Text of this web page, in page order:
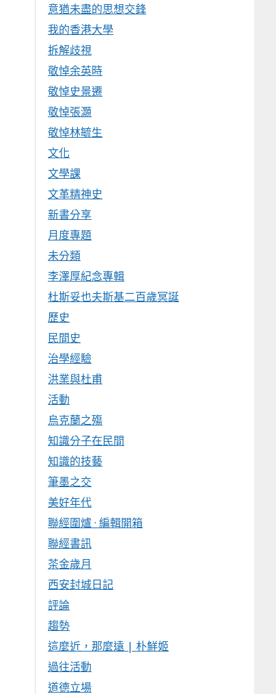
意猶未盡的思想交鋒
我的香港大學
拆解歧視
敬悼余英時
敬悼史景遷
敬悼張灝
敬悼林毓生
文化
文學課
文革精神史
新書分享
月度專題
未分類
李澤厚紀念專輯
杜斯妥也夫斯基二百歲冥誕
歷史
民間史
治學經驗
洪業與杜甫
活動
烏克蘭之殤
知識分子在民間
知識的技藝
筆墨之交
美好年代
聯經圍爐 · 編輯開箱
聯經書訊
茶金歲月
西安封城日記
評論
趨勢
這麼近，那麼遠 | 朴鮮姬
過往活動
道德立場